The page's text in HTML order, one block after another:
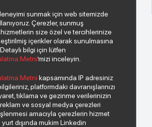
olsun.
sunmak için web sitemizde
Çerezler, sunmuş
size özel ve tercihlerinize
içerikler olarak sunulmasına
bilgi için lütfen
Metni’mizi inceleyin.
Metni kapsamında IP adresiniz
platformdaki davranışlarınızı
tıklama ve gezinme verilerinizin
ve sosyal medya çerezleri
amacıyla çerezlerin hizmet
yurt dışında mukim Linkedin